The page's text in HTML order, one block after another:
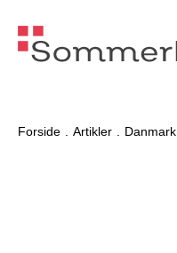
Forside Artikler Danmark